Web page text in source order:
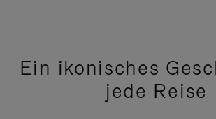
Ein ikonisches
jede Reise